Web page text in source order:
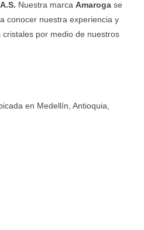
Nuestra marca Amaroga se
conocer nuestra experiencia y
por medio de nuestros
en Medellín, Antioquia,